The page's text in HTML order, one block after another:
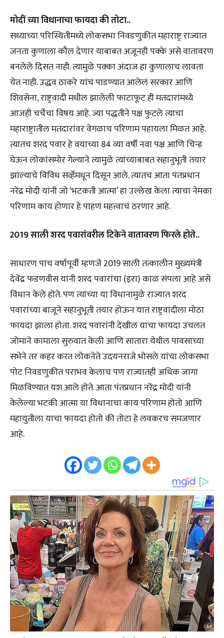
मोदीं च्या विधानाचा फायदा की तोटा..
सध्याच्या परिस्थितीमध्ये लोकसभा निवडणुकीत महाराष्ट्र राज्यात
जनता कुणाला कौल देणार याबाबत अजूनही पक्के असे वातावरण
बनलेले दिसत नाही. त्यामुळे पक्का अंदाज हा कुणालाच लावता
येत नाही. उद्धव ठाकरे यांचं पाडण्यात आलेलं सरकार आणि
शिवसेना, राष्ट्रवादी मधील झालेली फाटाफूट ही मतदारांमध्ये
आजही चर्चेचा विषय आहे. ज्या पद्धतीने पक्ष फुटले त्याचा
महाराष्ट्रातील मतदारांवर वेगळाच परिणाम पहायला मिळत आहे.
त्यातच शरद पवार हे वयाच्या 84 व्या वर्षी नवा पक्ष आणि चिन्ह
घेऊन लोकांसमोर गेल्याने त्यामुळे त्यांच्याबाबत सहानुभूती तयार
झाल्याचे विविध सर्व्हेमधून दिसून आले. त्यातच आता पंतप्रधान
नरेंद्र मोदी यांनी जो ‘भटकती आत्मा’ हा उल्लेख केला त्याचा नेमका
परिणाम काय होणार हे पाहणं महत्त्वाचं ठरणार आहे.
2019 साली शरद पवारांवरील टिकेने वातावरण फिरले होते..
साधारण पाच वर्षापूर्वी म्हणजे 2019 साली तत्कालीन मुख्यमंत्री
देवेंद्र फडणवीस यांनी शरद पवारांचा (इरा) काळ संपला आहे असे
विधान केले होते. पण त्यांच्या या विधानामुळे राज्यात शरद
पवारांच्या बाजूने सहानुभूती तयार होऊन यात राष्ट्रवादीला मोठा
फायदा झाला होता. शरद पवारांनी देखील याचा फायदा उचलत
जोमाने कामाला सुरुवात केली आणि सातारा येथील पावसाच्या
सभेने तर कहर करत लोकनेते उदयनराजे भोसले यांचा लोकसभा
पोट निवडणुकीत पराभव केलाच पण राज्यातही अधिक जागा
मिळविण्यात यश आले होते. आता पंतप्रधान नरेंद्र मोदी यांनी
केलेल्या भटकी आत्मा या विधानाचा काय परिणाम होतो आणि
महायुतीला याचा फायदा होतो की तोटा हे लवकरच समजणार
आहे.